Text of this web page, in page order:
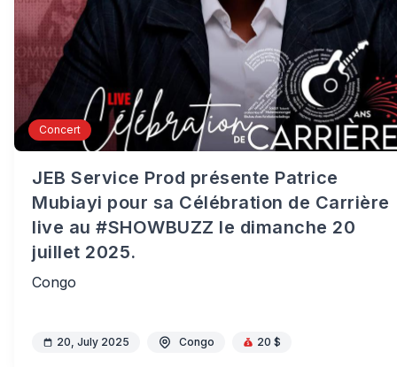
Concert
JEB Service Prod présente Patrice
Mubiayi pour sa Célébration de Carrière
live au #SHOWBUZZ le dimanche 20
juillet 2025.
Congo
20, July 2025 Congo 20 $